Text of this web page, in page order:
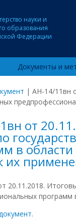
науки и
образования
Федерации
Документы и
| АН-14/11вн
от
в
их
20.11.2018.
программ
.